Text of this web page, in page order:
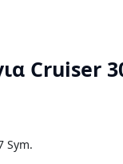
Cruiser
Sym.